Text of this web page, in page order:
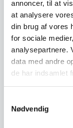
annoncer, til at
at analysere
din brug af vores
for sociale
analysepartnere.
data med andre
de har indsamlet
Nødvendig
Vi